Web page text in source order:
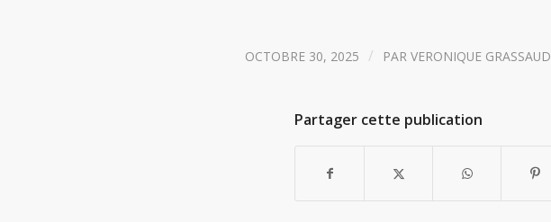
OCTOBRE 30, 2025 / PAR VERONIQUE GRASSAUD
Partager cette publication